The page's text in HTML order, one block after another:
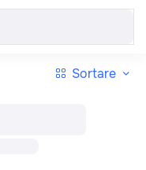
Sortare